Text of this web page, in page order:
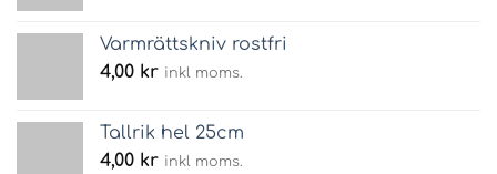
Varmrättskniv rostfri
4,00 kr inkl moms.
Tallrik hel 25cm
4,00 kr inkl moms.